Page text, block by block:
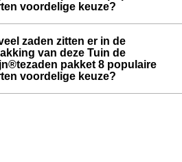
voordelige keuze?
zaden zitten er in de
van deze Tuin de
pakket 8 populaire
voordelige keuze?